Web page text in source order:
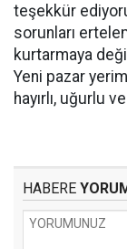
teşekkür
sorunları
kurtarmaya
Yeni pazar
hayırlı, uğurlu
HABERE